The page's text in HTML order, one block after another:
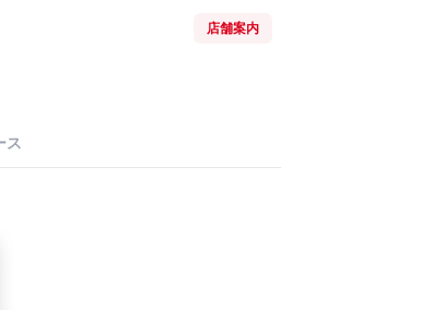
店舗案内
ス